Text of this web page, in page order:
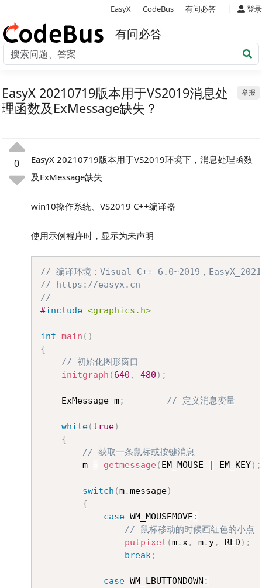
EasyX CodeBus 有问必答 登录
有问必答
举报
EasyX 20210719版本用于VS2019消息处
理函数及ExMessage缺失？
0
EasyX 20210719版本用于VS2019环境下，消息处理函数
及ExMessage缺失
win10操作系统、VS2019 C++编译器
使用示例程序时，显示为未声明
// 编译环境：Visual C++ 6.0~2019，
// https://easyx.cn
//
#include <graphics.h>
int main ( )
{
// 初始化图形窗口
initgraph ( 640 , 480 ) ;
	ExMessage m
; // 定义消息变量
while( true)
{
// 获取一条鼠标或按键消息
		m
= getmessage( EM_MOUSE | EM_KEY) ;
switch (m.message)
{
case WM_MOUSEMOVE :
// 鼠标移动的时候画红色的小点
putpixel (m.x, m. y, RED ) ;
break;
case WM_LBUTTONDOWN :
Copy